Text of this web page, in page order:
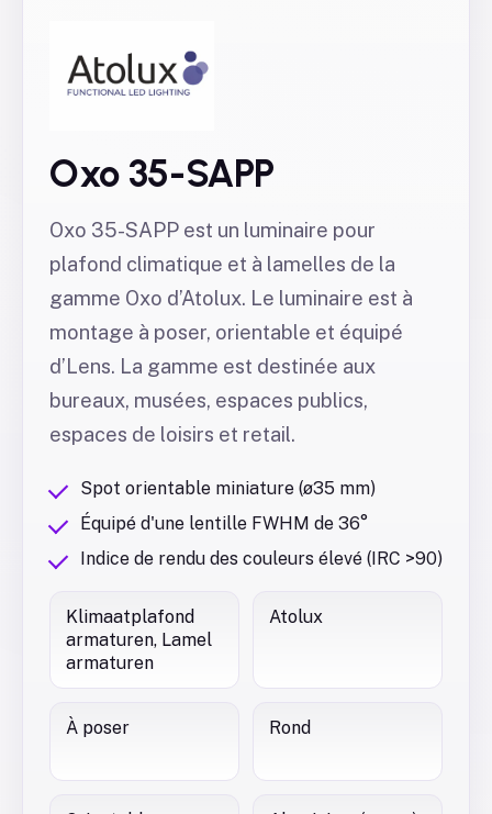
Oxo 35-SAPP
Oxo 35-SAPP est un luminaire pour
plafond climatique et à lamelles de la
gamme Oxo d’Atolux. Le luminaire est à
montage à poser, orientable et équipé
d’Lens. La gamme est destinée aux
bureaux, musées, espaces publics,
espaces de loisirs et retail.
Spot orientable miniature (ø35 mm)
Équipé d'une lentille FWHM de 36°
Indice de rendu des couleurs élevé (IRC >90)
Klimaatplafond
armaturen, Lamel
armaturen
Atolux
À poser Rond